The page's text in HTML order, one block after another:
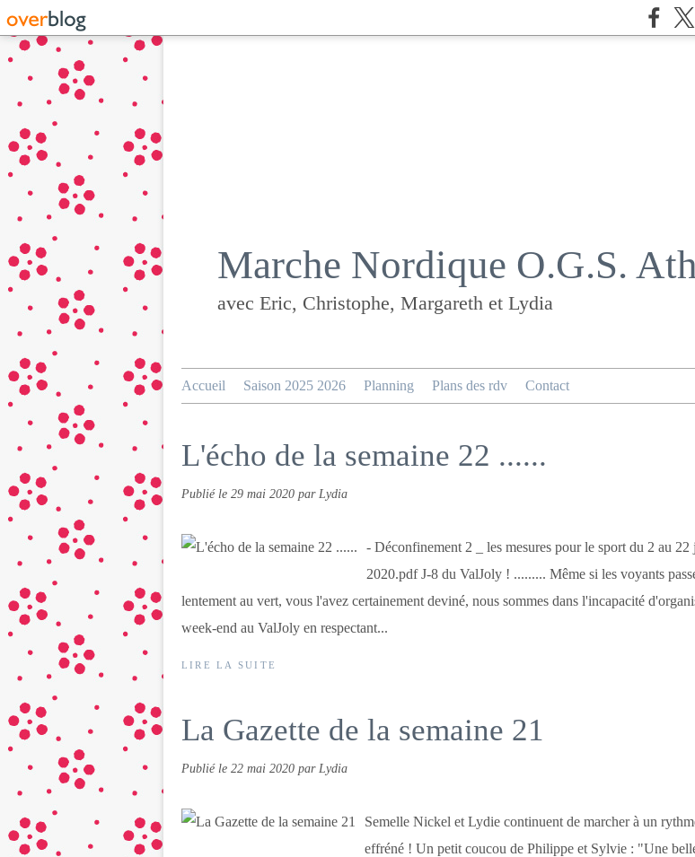
Marche Nordique O.G.S.
avec Eric, Christophe, Margareth et Lydia
Accueil Saison 2025 2026 Planning Plans des rdv Contact
L'écho de la semaine 22 ......
Publié le 29 mai 2020 par Lydia
- Déconfinement 2 _ les mesures pour le sport du 2 au 22
2020.pdf J-8 du ValJoly ! ......... Même si les voyants
lentement au vert, vous l'avez certainement deviné, nous sommes dans l'incapacité
week-end au ValJoly en respectant...
LIRE LA SUITE
La Gazette de la semaine 21
Publié le 22 mai 2020 par Lydia
Semelle Nickel et Lydie continuent de marcher à un
effréné ! Un petit coucou de Philippe et Sylvie : "Une